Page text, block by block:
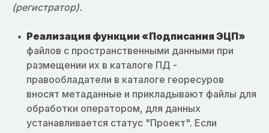
(регистратор).
Реализация функции «Подписания ЭЦП»
файлов с пространственными данными при
размещении их в каталоге ПД -
правообладатели в каталоге георесуров
вносят метаданные и прикладывают файлы для
обработки оператором, для данных
устанавливается статус "Проект". Если